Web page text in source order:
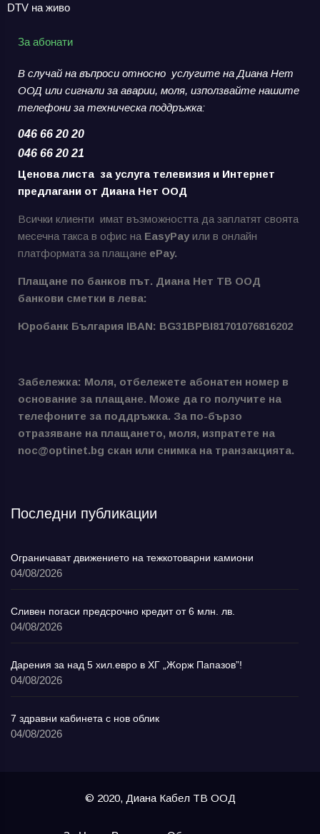
DTV на живо
За абонати
В случай на въпроси относно услугите на Диана Нет
ООД или сигнали за аварии, моля, използвайте нашите
телефони за техническа поддръжка:
046 66 20 20
046 66 20 21
Ценова листа за услуга телевизия и Интернет
предлагани от Диана Нет ООД
Всички клиенти имат възможността да заплатят своята
месечна такса в офис на EasyPayили в онлайн
платформата за плащане ePay.
Плащане по банков път. Диана Нет ТВ ООД
банкови сметки в лева:
Юробанк България IBAN: BG31BPBI81701076816202
Забележка: Моля, отбележете абонатен номер в
основание за плащане. Може да го получите на
телефоните за поддръжка. За по-бързо
отразяване на плащането, моля, изпратете на
noc@optinet.bg скан или снимка на транзакцията.
Последни публикации
Ограничават движението на тежкотоварни камиони
04/08/2026
Сливен погаси предсрочно кредит от 6 млн. лв.
04/08/2026
Дарения за над 5 хил.евро в ХГ „Жорж Папазов”!
04/08/2026
7 здравни кабинета с нов облик
04/08/2026
© 2020, Диана Кабел ТВ ООД